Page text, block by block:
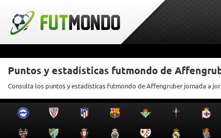
Puntos y estadísticas futmondo de
Consulta los puntos y estadísticas futmondo de Affengruber jornada a